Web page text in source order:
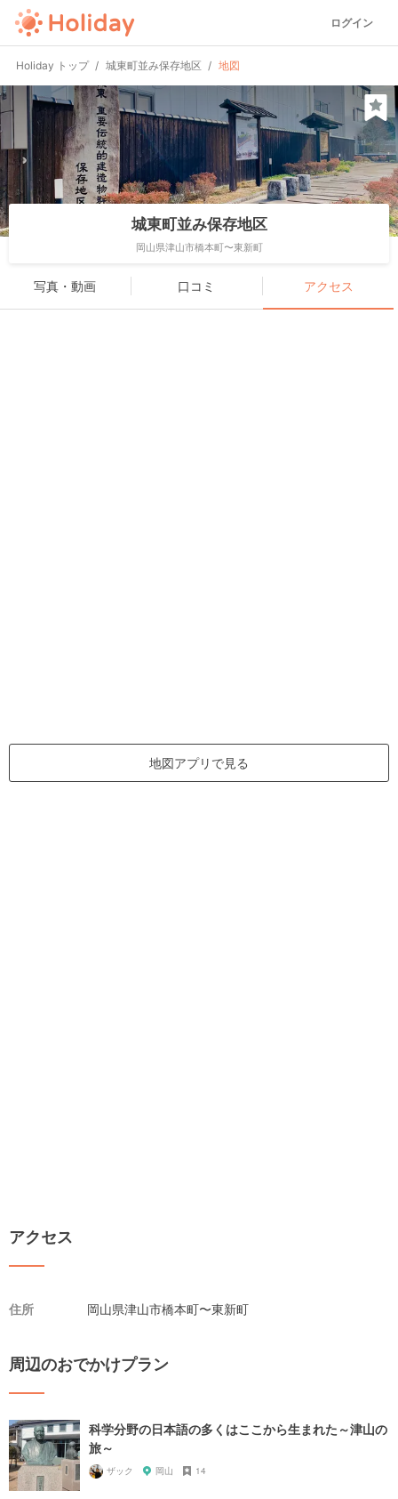
ログイン
Holiday トップ 城東町並み保存地区 地図
城東町並み保存地区
岡山県津山市橋本町〜東新町
写真・動画 口コミ アクセス
地図アプリで見る
アクセス
住所 岡山県津山市橋本町〜東新町
周辺のおでかけプラン
科学分野の日本語の多くはここから生まれた～津山の
旅～
ザック 岡山 14